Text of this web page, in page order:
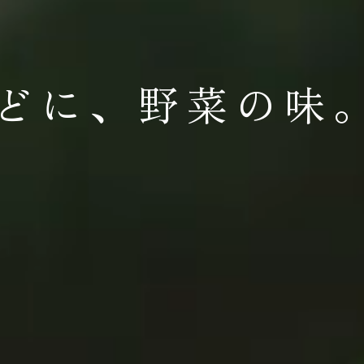
に、 野菜の味